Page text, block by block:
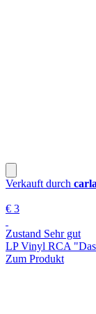
Verkauft durch
€ 3
Zustand Sehr gut
LP Vinyl RCA
Zum Produkt